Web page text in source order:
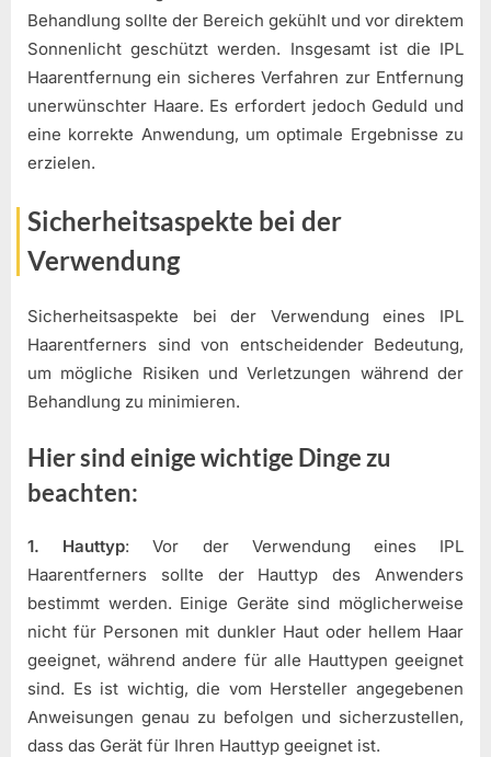
Behandlung sollte der Bereich gekühlt und vor direktem
Sonnenlicht geschützt werden. Insgesamt ist die IPL
Haarentfernung ein sicheres Verfahren zur Entfernung
unerwünschter Haare. Es erfordert jedoch Geduld und
eine korrekte Anwendung, um optimale Ergebnisse zu
erzielen.
Sicherheitsaspekte bei der
Verwendung
Sicherheitsaspekte bei der Verwendung eines IPL
Haarentferners sind von entscheidender Bedeutung,
um mögliche Risiken und Verletzungen während der
Behandlung zu minimieren.
Hier sind einige wichtige Dinge zu
beachten:
1. Hauttyp: Vor der Verwendung eines IPL
Haarentferners sollte der Hauttyp des Anwenders
bestimmt werden. Einige Geräte sind möglicherweise
nicht für Personen mit dunkler Haut oder hellem Haar
geeignet, während andere für alle Hauttypen geeignet
sind. Es ist wichtig, die vom Hersteller angegebenen
Anweisungen genau zu befolgen und sicherzustellen,
dass das Gerät für Ihren Hauttyp geeignet ist.